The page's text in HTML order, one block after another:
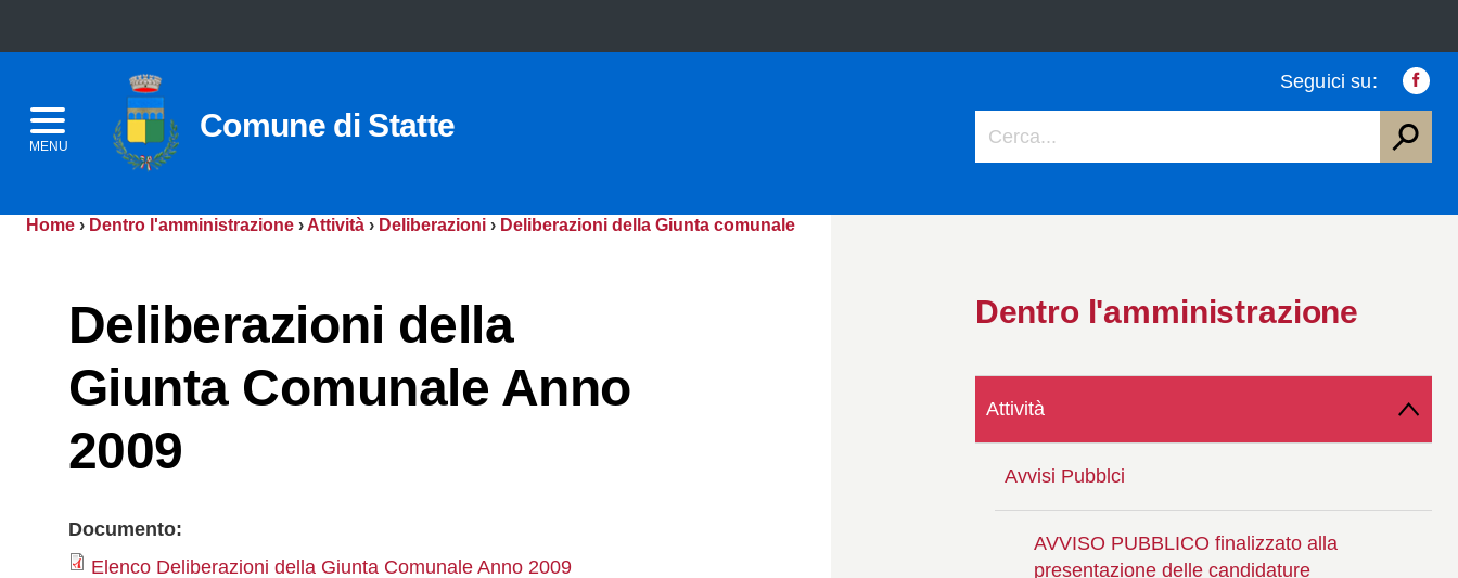
MENU
Comune di Statte
Seguici su:
Home › Dentro l'amministrazione › Attività › Deliberazioni › Deliberazioni della Giunta comunale
Deliberazioni della
Giunta Comunale Anno
2009
Documento:
Elenco Deliberazioni della Giunta Comunale Anno 2009
Dentro l'amministrazione
Attività
Avvisi Pubblci
AVVISO PUBBLICO finalizzato alla
presentazione delle candidature